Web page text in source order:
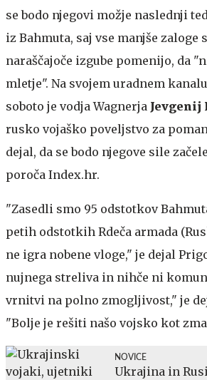
se bodo njegovi možje naslednji
iz Bahmuta, saj vse manjše zaloge
naraščajoče izgube pomenijo, da
mletje". Na svojem uradnem
soboto je vodja Wagnerja Jevgenij
rusko vojaško poveljstvo za
dejal, da se bodo njegove sile
poroča Index.hr.
"Zasedli smo 95 odstotkov
petih odstotkih Rdeča armada
ne igra nobene vloge," je dejal
nujnega streliva in nihče ni
vrnitvi na polno zmogljivost," je
"Bolje je rešiti našo vojsko kot
NOVICE
Ukrajina in